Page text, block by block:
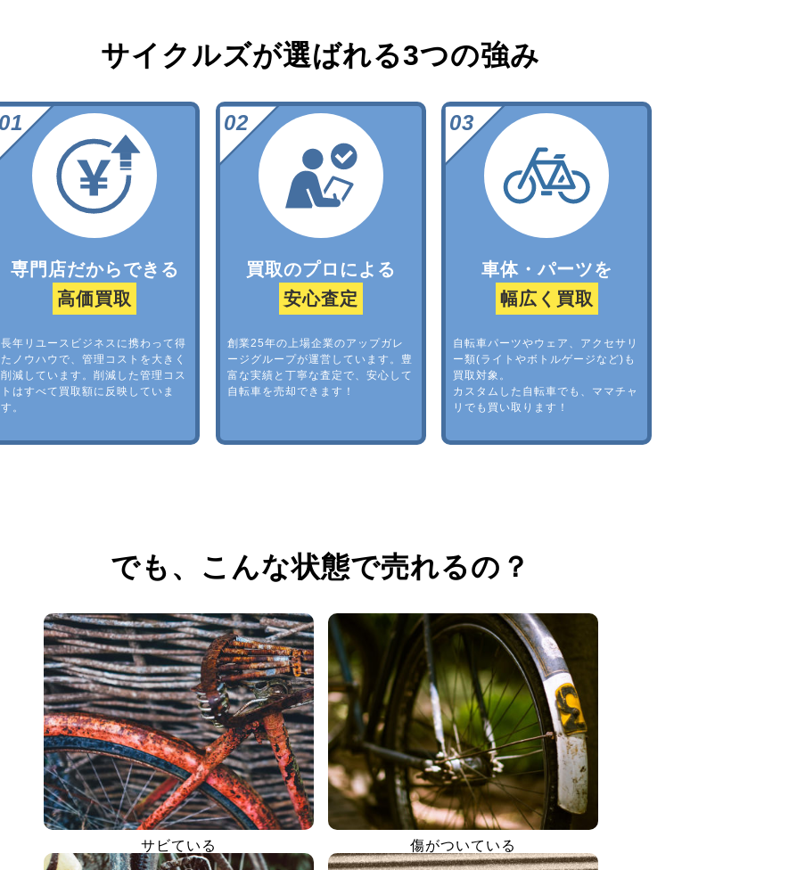
サイクルズが選ばれる3つの強み
専門店だからできる
高価買取
長年リユースビジネスに携わって得
たノウハウで、管理コストを大きく
削減しています。削減した管理コス
トはすべて買取額に反映していま
す。
買取のプロによる
安心査定
創業25年の上場企業のアップガレ
ージグループが運営しています。豊
富な実績と丁寧な査定で、安心して
自転車を売却できます！
車体・パーツを
幅広く買取
自転車パーツやウェア、アクセサリ
ー類(ライトやボトルゲージなど)も
買取対象。
カスタムした自転車でも、ママチャ
リでも買い取ります！
でも、 こんな状態で売れるの？
サビている 傷がついている